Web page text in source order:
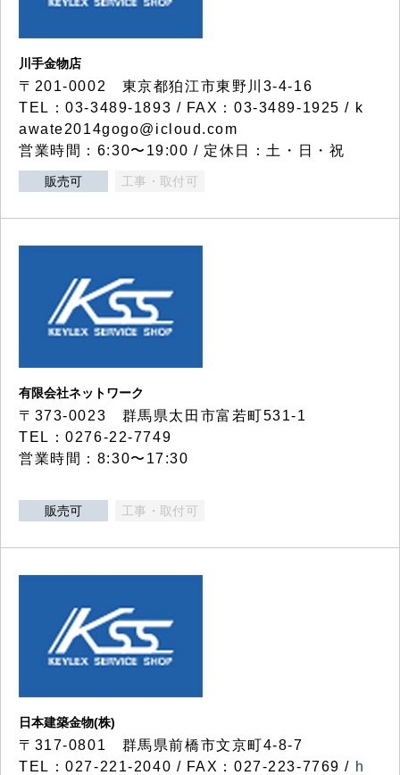
川手金物店
〒201-0002 東京都狛江市東野川3-4-16
TEL：03-3489-1893 / FAX：03-3489-1925 / k
awate2014gogo@icloud.com
営業時間：6:30〜19:00 / 定休日：土・日・祝
販売可 工事・取付可
有限会社ネットワーク
〒373-0023 群馬県太田市富若町531-1
TEL：0276-22-7749
営業時間：8:30〜17:30
販売可 工事・取付可
日本建築金物(株)
〒317‐0801 群馬県前橋市文京町4-8-7
TEL：027-221-2040 / FAX：027-223-7769 / h